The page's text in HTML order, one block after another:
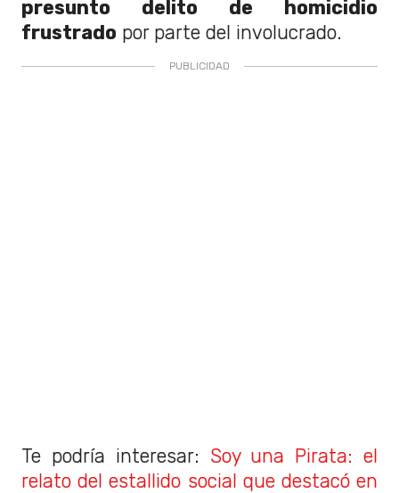
presunto delito de homicidio
frustrado por parte del involucrado.
Te podría interesar: Soy una Pirata: el
relato del estallido social que destacó en